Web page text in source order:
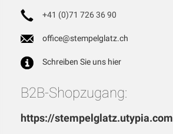
+41 (0)71 726 36 90
office@stempelglatz.ch
Schreiben Sie uns hier
B2B-Shopzugang:
https://stempelglatz.utypia.com